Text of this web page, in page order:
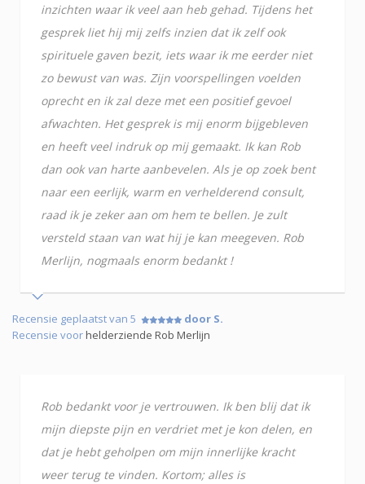
inzichten waar ik veel aan heb gehad. Tijdens het
gesprek liet hij mij zelfs inzien dat ik zelf ook
spirituele gaven bezit, iets waar ik me eerder niet
zo bewust van was. Zijn voorspellingen voelden
oprecht en ik zal deze met een positief gevoel
afwachten. Het gesprek is mij enorm bijgebleven
en heeft veel indruk op mij gemaakt. Ik kan Rob
dan ook van harte aanbevelen. Als je op zoek bent
naar een eerlijk, warm en verhelderend consult,
raad ik je zeker aan om hem te bellen. Je zult
versteld staan van wat hij je kan meegeven. Rob
Merlijn, nogmaals enorm bedankt !
Recensie geplaatst van 5
door S.
Recensie voorhelderziende Rob Merlijn
Rob bedankt voor je vertrouwen. Ik ben blij dat ik
mijn diepste pijn en verdriet met je kon delen, en
dat je hebt geholpen om mijn innerlijke kracht
weer terug te vinden. Kortom; alles is